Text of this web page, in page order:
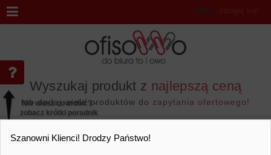
Wyszukaj produkt z najlepszą ceną
lub dodaj wiele produktów do zapytania ofertowego!
Witaj ,
Nie wiesz co zrobić? -
zobacz krótki poradnik
Szanowni Klienci! Drodzy Państwo!